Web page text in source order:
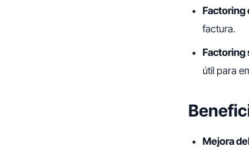
Factoring
factura.
Factoring
útil para
Mejora